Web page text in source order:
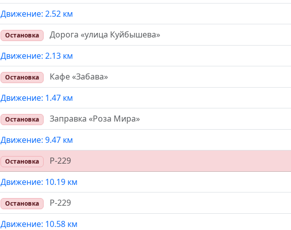
Движение: 2.52 км
Остановка Дорога «улица Куйбышева»
Движение: 2.13 км
Остановка Кафе «Забава»
Движение: 1.47 км
Остановка Заправка «Роза Мира»
Движение: 9.47 км
Остановка Р-229
Движение: 10.19 км
Остановка Р-229
Движение: 10.58 км